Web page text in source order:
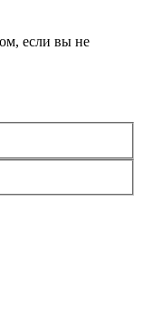
если вы не